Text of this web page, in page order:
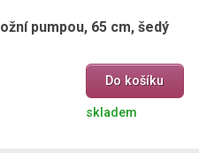
pumpou, 65 cm, šedý
Do košíku
skladem